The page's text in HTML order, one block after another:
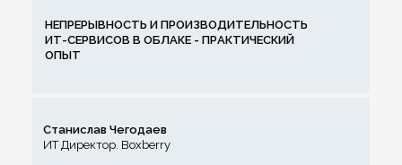
НЕПРЕРЫВНОСТЬ И ПРОИЗВОДИТЕЛЬНОСТЬ
ИТ-СЕРВИСОВ В ОБЛАКЕ - ПРАКТИЧЕСКИЙ
ОПЫТ
Станислав Чегодаев
ИТ Директор. Boxberry